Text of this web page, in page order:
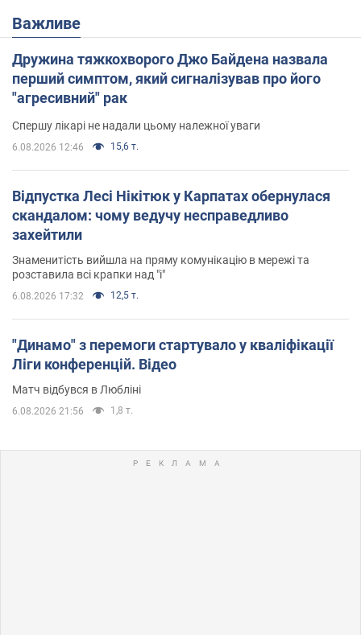
Важливе
Дружина тяжкохворого Джо Байдена назвала
перший симптом, який сигналізував про його
"агресивний" рак
Спершу лікарі не надали цьому належної уваги
6.08.2026 12:46 15,6 т.
Відпустка Лесі Нікітюк у Карпатах обернулася
скандалом: чому ведучу несправедливо
захейтили
Знаменитість вийшла на пряму комунікацію в мережі та
розставила всі крапки над "і"
6.08.2026 17:32 12,5 т.
"Динамо" з перемоги стартувало у кваліфікації
Ліги конференцій. Відео
Матч відбувся в Любліні
6.08.2026 21:56 1,8 т.